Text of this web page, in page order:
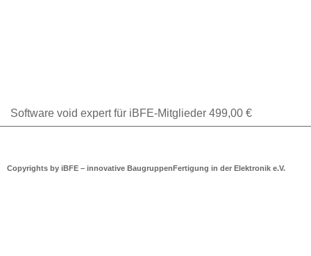
Software void expert für iBFE-Mitglieder 499,00 €
Copyrights by iBFE – innovative BaugruppenFertigung in der Elektronik e.V.